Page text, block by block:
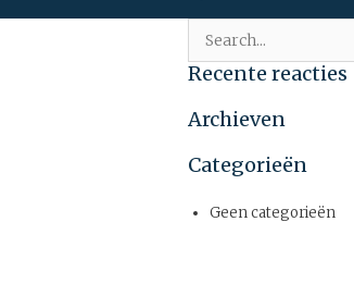
Recente reacties
Archieven
Categorieën
Geen categorieën